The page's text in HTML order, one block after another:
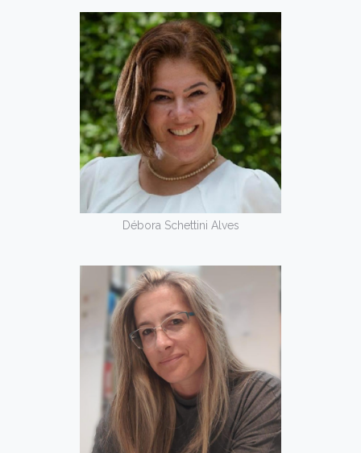
Débora Schettini Alves